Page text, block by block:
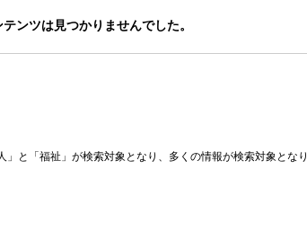
ンツは見つかりませんでした。
と「福祉」が検索対象となり、多くの情報が検索対象となり